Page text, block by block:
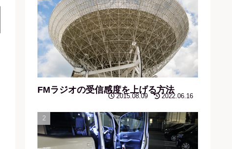
FMラジオの受信感度を上げる方法
2015.08.09 2022.06.16